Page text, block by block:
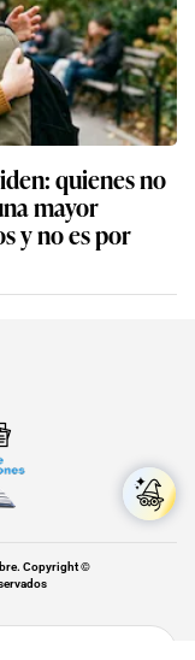
quienes no
mayor
y no es por
Copyright ©